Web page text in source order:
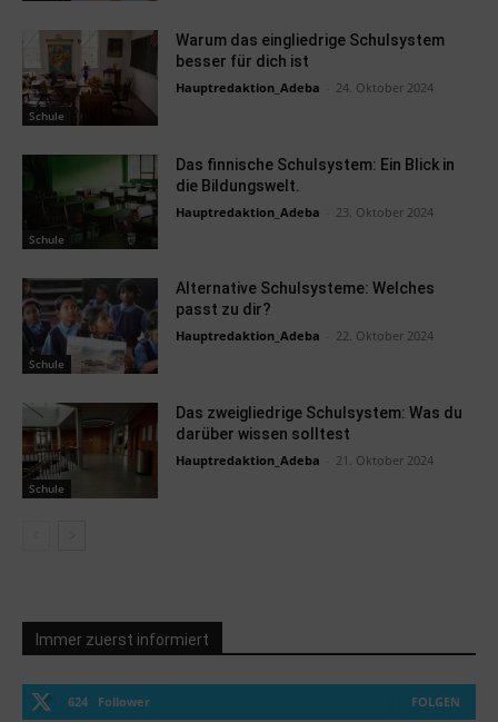
Schule
Warum das eingliedrige Schulsystem
besser für dich ist
Hauptredaktion_Adeba 24. Oktober 2024
Schule
Das finnische Schulsystem: Ein Blick in
die Bildungswelt.
Hauptredaktion_Adeba 23. Oktober 2024
Schule
Alternative Schulsysteme: Welches
passt zu dir?
Hauptredaktion_Adeba 22. Oktober 2024
Schule
Das zweigliedrige Schulsystem: Was du
darüber wissen solltest
Hauptredaktion_Adeba 21. Oktober 2024
Immer zuerst informiert
624 Follower FOLGEN